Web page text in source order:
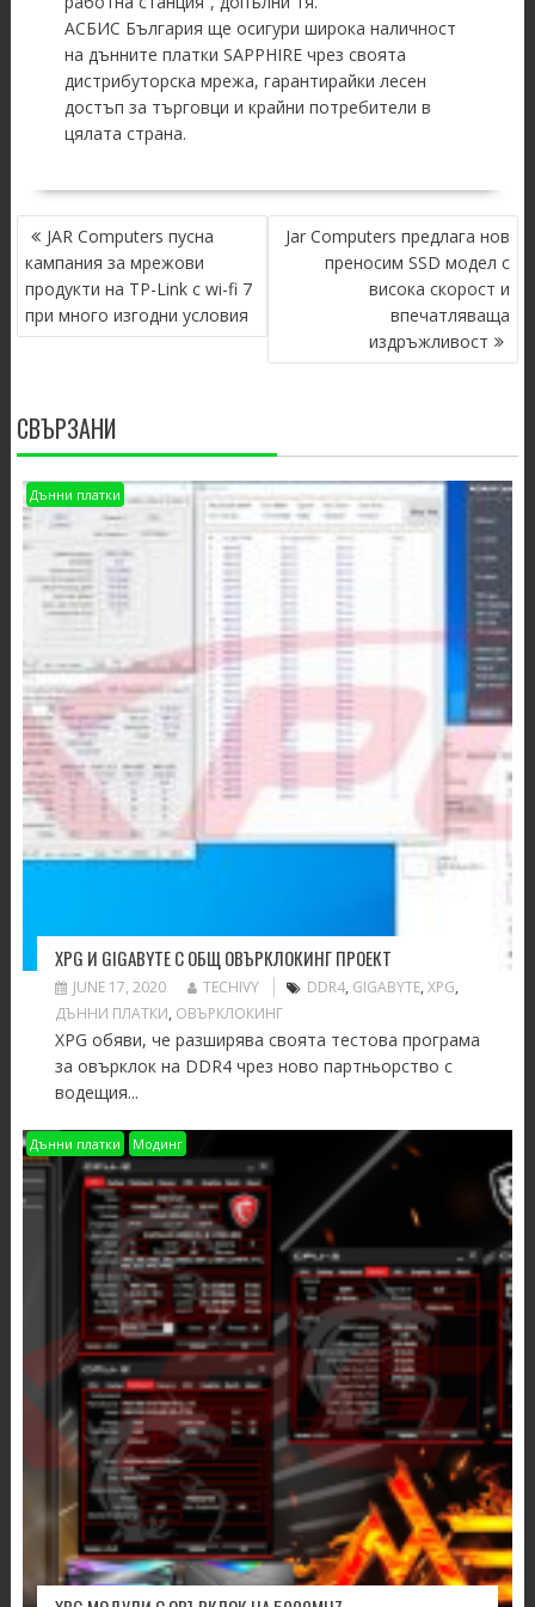
АСБИС България ще осигури широка наличност
на дънните платки SAPPHIRE чрез своята
дистрибуторска мрежа, гарантирайки лесен
достъп за търговци и крайни потребители в
цялата страна.
POST
NAVIGATION
JAR Computers пусна
кампания за мрежови
продукти на TP-Link с wi-fi 7
при много изгодни условия
Jar Computers предлага нов
преносим SSD модел с
висока скорост и
впечатляваща
издръжливост
СВЪРЗАНИ
Дънни платки
XPG И GIGABYTE С ОБЩ ОВЪРКЛОКИНГ ПРОЕКТ
JUNE 17, 2020 TECHIVY DDR4, GIGABYTE, XPG,
ДЪННИ ПЛАТКИ, ОВЪРКЛОКИНГ
XPG обяви, че разширява своята тестова програма
за овърклок на DDR4 чрез ново партньорство с
водещия...
Дънни платки Модинг